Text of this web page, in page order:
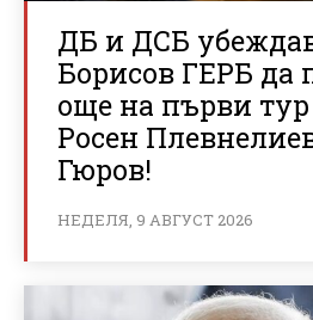
ДБ и ДСБ
Борисов ГЕРБ да
още на първи
Росен
Гюров!
НЕДЕЛЯ, 9 АВГУСТ 2026